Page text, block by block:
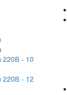
220В - 10
220В - 12